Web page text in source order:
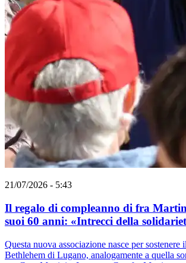
21/07/2026 - 5:43
Il regalo di compleanno di fra
suoi 60 anni: «Intrecci della
Questa nuova associazione nasce per sostenere
Bethlehem di Lugano, analogamente a quella